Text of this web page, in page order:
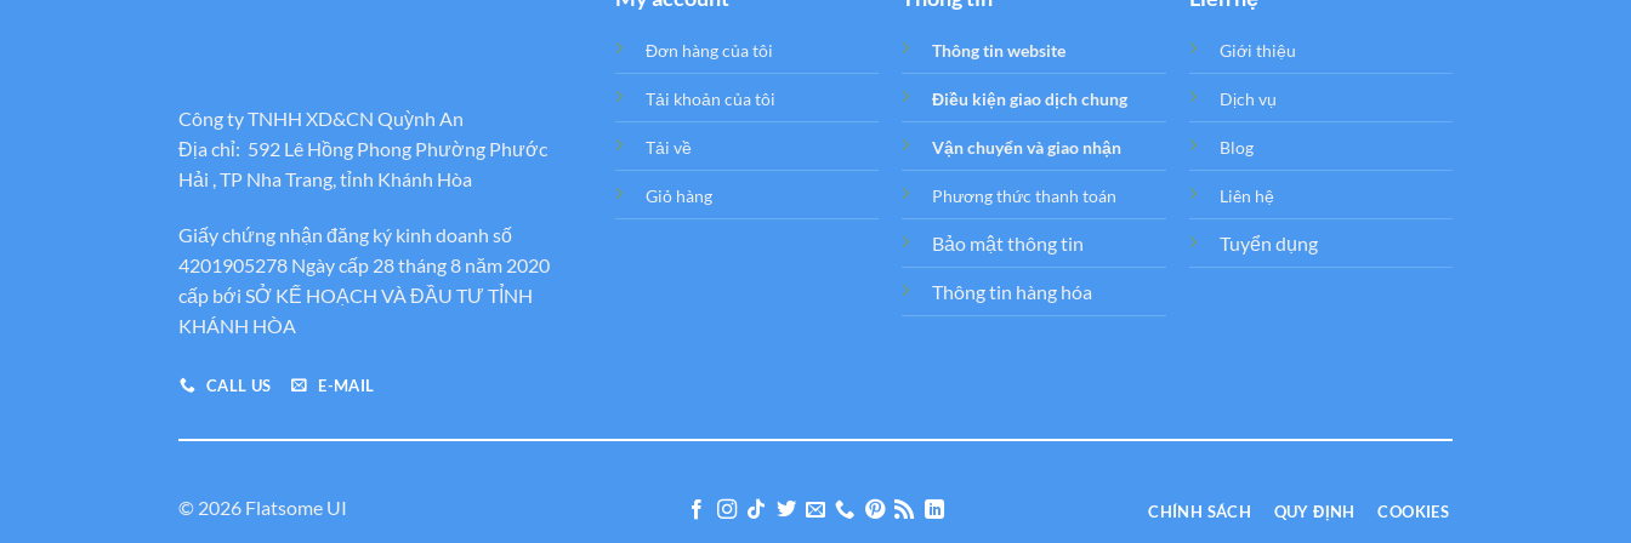
Công ty TNHH XD&CN Quỳnh An
Địa chỉ: 592 Lê Hồng Phong Phường Phước
Hải , TP Nha Trang, tỉnh Khánh Hòa
Giấy chứng nhận đăng ký kinh doanh số
4201905278 Ngày cấp 28 tháng 8 năm 2020
cấp bới SỞ KẾ HOẠCH VÀ ĐẦU TƯ TỈNH
KHÁNH HÒA
CALL US E-MAIL
Đơn hàng của tôi
Tải khoản của tôi
Tải về
Giỏ hàng
Thông tin website
Điều kiện giao dịch chung
Vận chuyển và giao nhận
Phương thức thanh toán
Bảo mật thông tin
Thông tin hàng hóa
Giới thiệu
Dịch vụ
Blog
Liên hệ
Tuyển dụng
© 2026 Flatsome UI CHÍNH SÁCH QUY ĐỊNH COOKIES